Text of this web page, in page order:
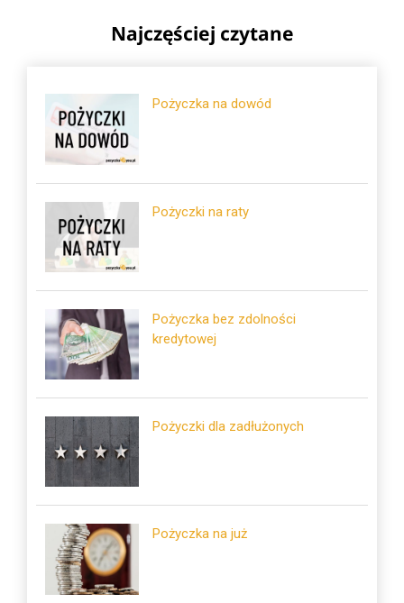
Najczęściej czytane
Pożyczka na dowód
Pożyczki na raty
Pożyczka bez zdolności
kredytowej
Pożyczki dla zadłużonych
Pożyczka na już